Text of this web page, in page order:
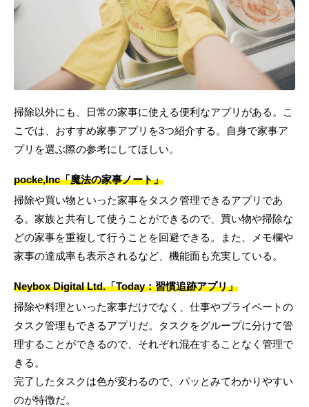
掃除以外にも、日常の家事に使える便利なアプリがある。こ
こでは、おすすめ家事アプリを3つ紹介する。自身で家事ア
プリを選ぶ際の参考にしてほしい。
pocke,Inc「魔法の家事ノート」
掃除や買い物といった家事をタスク管理できるアプリであ
る。家族と共有して使うことができるので、買い物や掃除な
どの家事を重複して行うことを回避できる。また、メモ欄や
家事の達成率も表示されるなど、機能面も充実している。
Neybox Digital Ltd.「Today：習慣追跡アプリ」
掃除や料理といった家事だけでなく、仕事やプライベートの
タスク管理もできるアプリだ。タスクをグループに分けて管
理することができるので、それぞれ混在することなく管理で
きる。
完了したタスクは色が変わるので、パッとみてわかりやすい
のが特徴だ。